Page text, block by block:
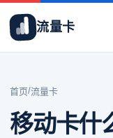
流量卡
首页/流量卡
移动卡什